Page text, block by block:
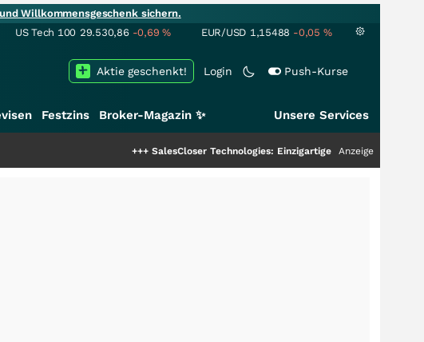
Willkommensgeschenk sichern.
US Tech 100 29.530,86 -0,69% EUR/USD 1,15488 -0,05 %
Login Push-Kurse
Aktie geschenkt!
Festzins Broker-Magazin ✨ Unsere Services
SalesCloser Technologies: Einzigartige Leistung zieht die Top-Dogs an!
Anzeige